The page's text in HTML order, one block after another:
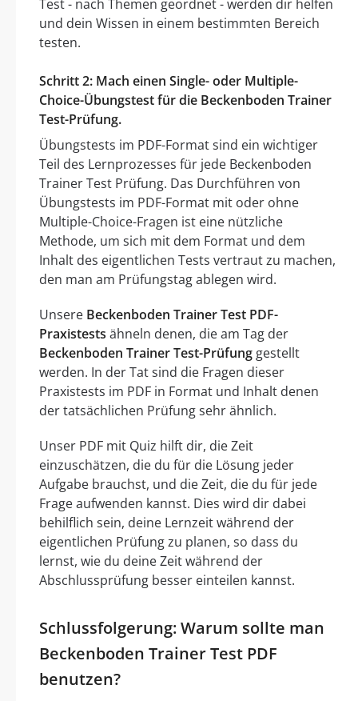
Test - nach Themen geordnet - werden dir helfen
und dein Wissen in einem bestimmten Bereich
testen.
Schritt 2: Mach einen Single- oder Multiple-
Choice-Übungstest für die Beckenboden Trainer
Test-Prüfung.
Übungstests im PDF-Format sind ein wichtiger
Teil des Lernprozesses für jede Beckenboden
Trainer Test Prüfung. Das Durchführen von
Übungstests im PDF-Format mit oder ohne
Multiple-Choice-Fragen ist eine nützliche
Methode, um sich mit dem Format und dem
Inhalt des eigentlichen Tests vertraut zu machen,
den man am Prüfungstag ablegen wird.
Unsere Beckenboden Trainer Test PDF-
Praxistests ähneln denen, die am Tag der
Beckenboden Trainer Test-Prüfung gestellt
werden. In der Tat sind die Fragen dieser
Praxistests im PDF in Format und Inhalt denen
der tatsächlichen Prüfung sehr ähnlich.
Unser PDF mit Quiz hilft dir, die Zeit
einzuschätzen, die du für die Lösung jeder
Aufgabe brauchst, und die Zeit, die du für jede
Frage aufwenden kannst. Dies wird dir dabei
behilflich sein, deine Lernzeit während der
eigentlichen Prüfung zu planen, so dass du
lernst, wie du deine Zeit während der
Abschlussprüfung besser einteilen kannst.
Schlussfolgerung: Warum sollte man
Beckenboden Trainer Test PDF
benutzen?